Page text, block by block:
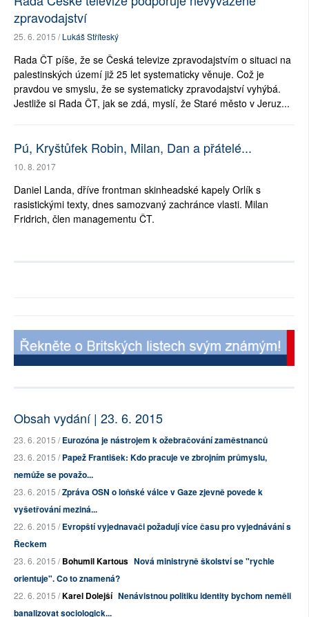
zpravodajství
25. 6. 2015 /Lukáš Stříteský
Rada ČT píše, že se Česká televize zpravodajstvím o situaci na
palestinských území již 25 let systematicky věnuje. Což je
pravdou ve smyslu, že se systematicky zpravodajství vyhýbá.
Jestliže si Rada ČT, jak se zdá, myslí, že Staré město v Jeruz...
Pú, Kryštůfek Robin, Milan, Dan a přátelé...
10. 8. 2017
Daniel Landa, dříve frontman skinheadské kapely Orlík s
rasistickými texty, dnes samozvaný zachránce vlasti. Milan
Fridrich, člen managementu ČT.
Obsah vydání | 23. 6. 2015
23. 6. 2015 /Eurozóna je nástrojem k ožebračování zaměstnanců
23. 6. 2015 /Papež František: Kdo pracuje ve zbrojním průmyslu,
nemůže se považo...
23. 6. 2015 /Zpráva OSN o loňské válce v Gaze zjevně povede k
vyšetřování meziná...
22. 6. 2015 /Evropští vyjednavači požadují více času pro vyjednávání s
Řeckem
23. 6. 2015 /Bohumil Kartous Nová ministryně školství se "rychle
orientuje". Co to znamená?
22. 6. 2015 /Karel Dolejší Nenávistnou politiku identity bychom neměli
banalizovat sociologick...